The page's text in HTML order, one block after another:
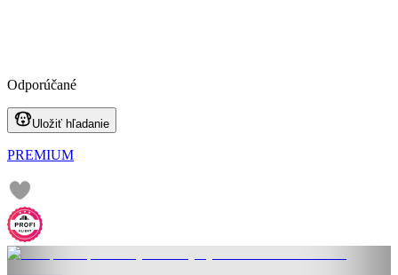
Odporúčané
Uložiť hľadanie
PREMIUM